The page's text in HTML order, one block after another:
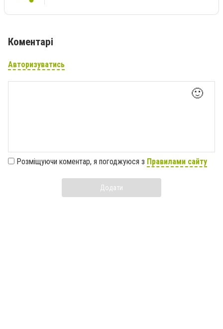
Коментарі
Авторизуватись
🙂
Розміщуючи коментар, я погоджуюся з Правилами сайту
Додати